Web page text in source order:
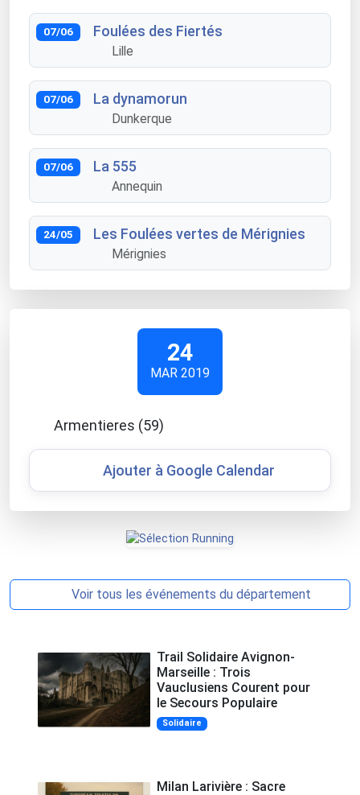
07/06 Foulées des Fiertés
Lille
07/06 La dynamorun
Dunkerque
07/06 La 555
Annequin
24/05 Les Foulées vertes de Mérignies
Mérignies
24
MAR 2019
Armentieres (59)
Ajouter à Google Calendar
Voir tous les événements du département
Trail Solidaire Avignon-
Marseille : Trois
Vauclusiens Courent pour
le Secours Populaire
Solidaire
Milan Larivière : Sacre